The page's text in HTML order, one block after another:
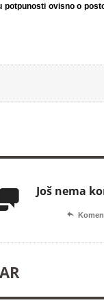
potpunosti ovisno o
Još nema
